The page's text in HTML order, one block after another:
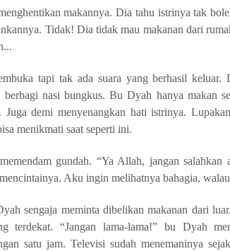
makannya. Dia tahu istrinya tak
Tidak! Dia tidak mau makanan dari
tapi tak ada suara yang berhasil keluar.
berbagi nasi bungkus. Bu Dyah hanya makan
Juga demi menyenangkan hati istrinya.
menikmati saat seperti ini.
gundah. “Ya Allah, jangan
Aku ingin melihatnya bahagia,
sengaja meminta dibelikan makanan dari
terdekat. “Jangan lama-lama!” bu Dyah
satu jam. Televisi sudah menemaninya